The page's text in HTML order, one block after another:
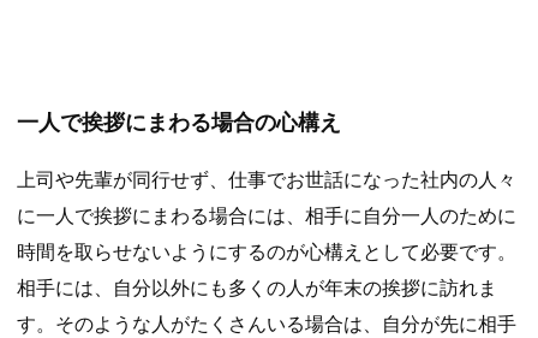
一人で挨拶にまわる場合の心構え
上司や先輩が同行せず、仕事でお世話になった社内の人々
に一人で挨拶にまわる場合には、相手に自分一人のために
時間を取らせないようにするのが心構えとして必要です。
相手には、自分以外にも多くの人が年末の挨拶に訪れま
す。そのような人がたくさんいる場合は、自分が先に相手